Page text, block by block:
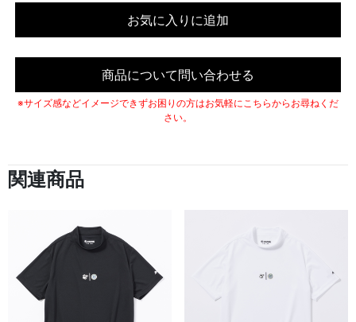
お気に入りに追加
商品について問い合わせる
※サイズ感などイメージできずお困りの方はお気軽にこちらからお尋ねくだ
さい。
関連商品